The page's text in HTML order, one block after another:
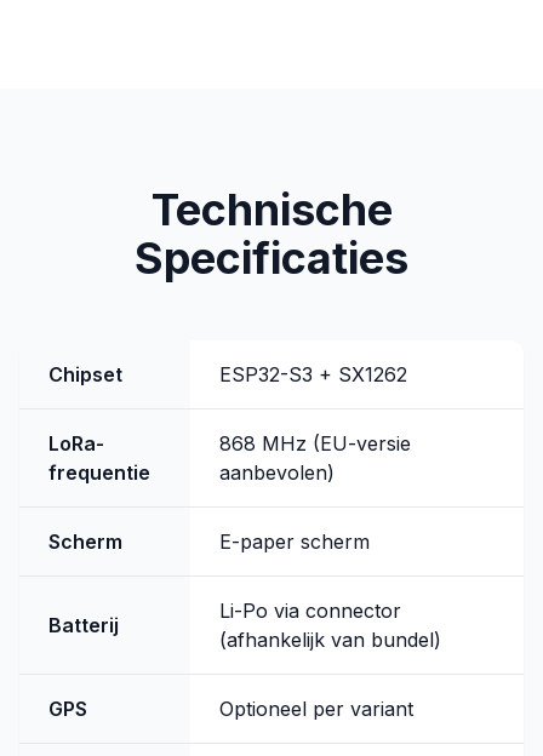
Technische
Specificaties
Chipset ESP32-S3 + SX1262
LoRa-
frequentie
868 MHz (EU-versie
aanbevolen)
Scherm E-paper scherm
Batterij
Li-Po via connector
(afhankelijk van bundel)
GPS Optioneel per variant